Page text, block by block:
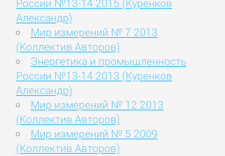
России №13-14 2015 (Куренков
Александр)
Мир измерений № 7 2013
(Коллектив Авторов)
Энергетика и промышленность
России №13-14 2013 (Куренков
Александр)
Мир измерений № 12 2013
(Коллектив Авторов)
Мир измерений № 5 2009
(Коллектив Авторов)